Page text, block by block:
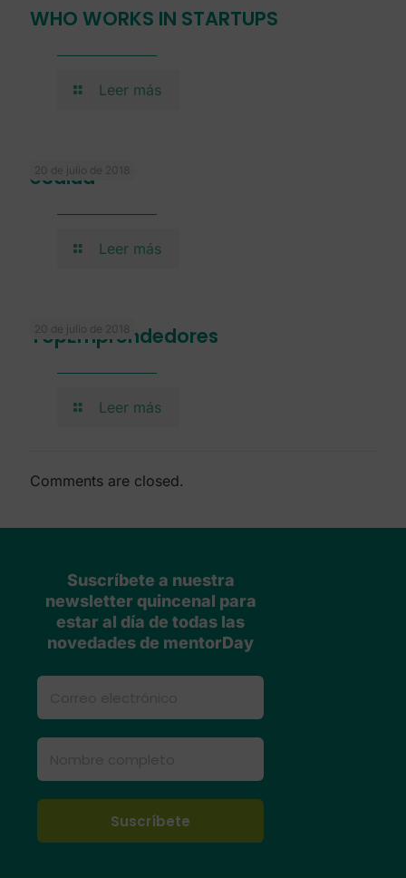
WHO WORKS IN STARTUPS
Leer más
20 de julio de 2018
eSalud
Leer más
20 de julio de 2018
TopEmprendedores
Leer más
Comments are closed.
Suscríbete a nuestra
newsletter quincenal para
estar al día de todas las
novedades de mentorDay